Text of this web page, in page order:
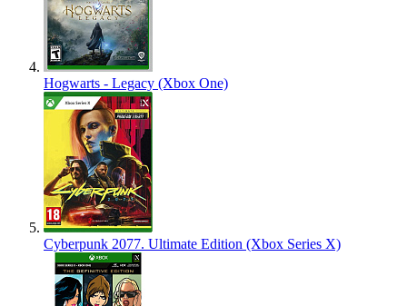
Hogwarts - Legacy (Xbox One)
Cyberpunk 2077. Ultimate Edition (Xbox Series X)